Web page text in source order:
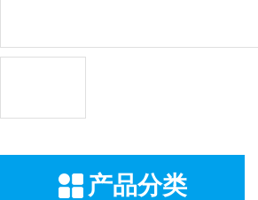
产品分类